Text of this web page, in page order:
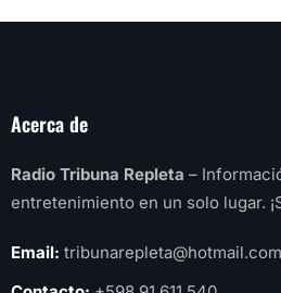
Acerca de
Radio Tribuna Repleta –
entretenimiento en un solo lugar.
Email: tribunarepleta@hotmail.com